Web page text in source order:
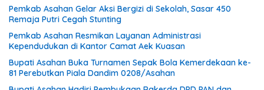
Pemkab Asahan Gelar Aksi Bergizi di Sekolah, Sasar 450
Remaja Putri Cegah Stunting
Pemkab Asahan Resmikan Layanan Administrasi
Kependudukan di Kantor Camat Aek Kuasan
Bupati Asahan Buka Turnamen Sepak Bola Kemerdekaan ke-
81 Perebutkan Piala Dandim 0208/Asahan